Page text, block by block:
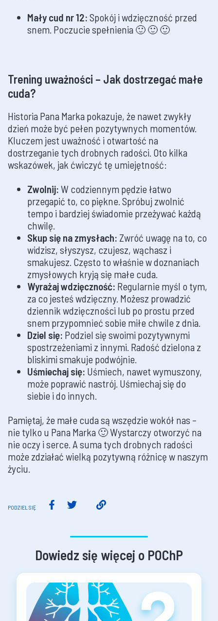
Mały cud nr 12: Spokój i wdzięczność przed
snem. Poczucie spełnienia 🙂 🙂 🙂
Trening uważności – Jak dostrzegać małe
cuda?
Historia Pana Marka pokazuje, że nawet zwykły
dzień może być pełen pozytywnych momentów.
Kluczem jest uważność i otwartość na
dostrzeganie tych drobnych radości. Oto kilka
wskazówek, jak ćwiczyć tę umiejętność:
Zwolnij: W codziennym pędzie łatwo
przegapić to, co piękne. Spróbuj zwolnić
tempo i bardziej świadomie przeżywać każdą
chwilę.
Skup się na zmysłach: Zwróć uwagę na to, co
widzisz, słyszysz, czujesz, wąchasz i
smakujesz. Często to właśnie w doznaniach
zmysłowych kryją się małe cuda.
Wyrażaj wdzięczność: Regularnie myśl o tym,
za co jesteś wdzięczny. Możesz prowadzić
dziennik wdzięczności lub po prostu przed
snem przypomnieć sobie miłe chwile z dnia.
Dziel się: Podziel się swoimi pozytywnymi
spostrzeżeniami z innymi. Radość dzielona z
bliskimi smakuje podwójnie.
Uśmiechaj się: Uśmiech, nawet wymuszony,
może poprawić nastrój. Uśmiechaj się do
siebie i do innych.
Pamiętaj, że małe cuda są wszędzie wokół nas –
nie tylko u Pana Marka 🙂 Wystarczy otworzyć na
nie oczy i serce. A suma tych drobnych radości
może zdziałać wielką pozytywną różnicę w naszym
życiu.
PODZIEL SIĘ
Dowiedz się więcej o POChP